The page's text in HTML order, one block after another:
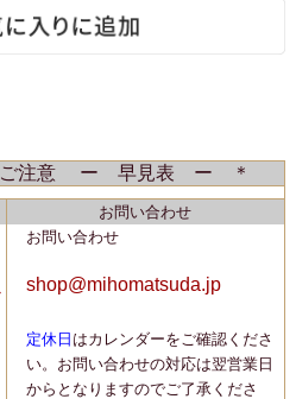
ご注意 ー 早見表 ー ＊
お問い合わせ
お問い合わせ
shop@mihomatsuda.jp
定休日 はカレンダーをご確認くださ
い。 お問い合わせの対応は翌営業日
からとなりますのでご了承くださ